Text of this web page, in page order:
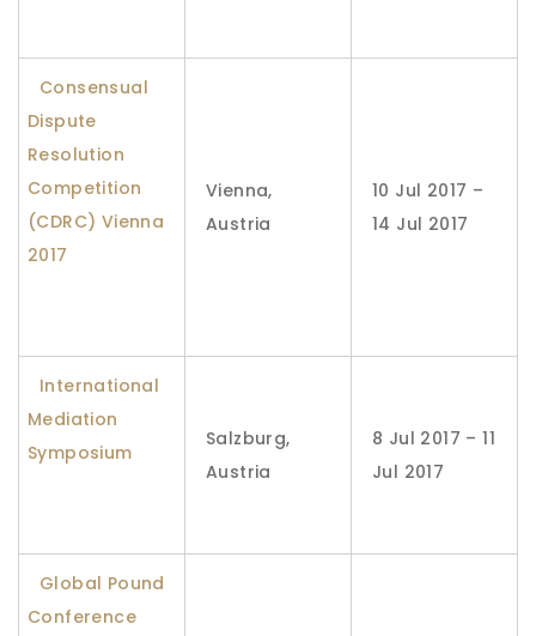
Consensual
Dispute
Resolution
Competition
(CDRC) Vienna
2017
Vienna,
Austria
10 Jul 2017 –
14 Jul 2017
International
Mediation
Symposium
Salzburg,
Austria
8 Jul 2017 – 11
Jul 2017
Global Pound
Conference